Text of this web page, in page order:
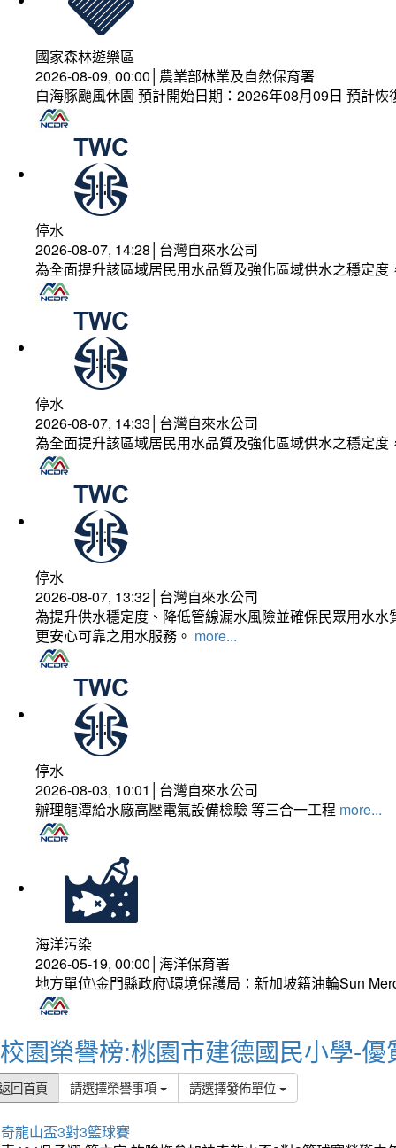
國家森林遊樂區
2026-08-09, 00:00│農業部林業及自然保育署
白海豚颱風休園 預計開始日期：2026年08月09日 預計
停水
2026-08-07, 14:28│台灣自來水公司
為全面提升該區域居民用水品質及強化區域供水之穩定
停水
2026-08-07, 14:33│台灣自來水公司
為全面提升該區域居民用水品質及強化區域供水之穩定
停水
2026-08-07, 13:32│台灣自來水公司
為提升供水穩定度、降低管線漏水風險並確保民眾用水
更安心可靠之用水服務。 more...
停水
2026-08-03, 10:01│台灣自來水公司
辦理龍潭給水廠高壓電氣設備檢驗 等三合一工程 more...
海洋污染
2026-05-19, 00:00│海洋保育署
地方單位\金門縣政府\環境保護局：新加坡籍油輪Sun
校園榮譽榜:桃園市建德國民小學-優
回首頁 請選擇榮譽事項 請選擇發佈單位
龍山盃3對3籃球賽